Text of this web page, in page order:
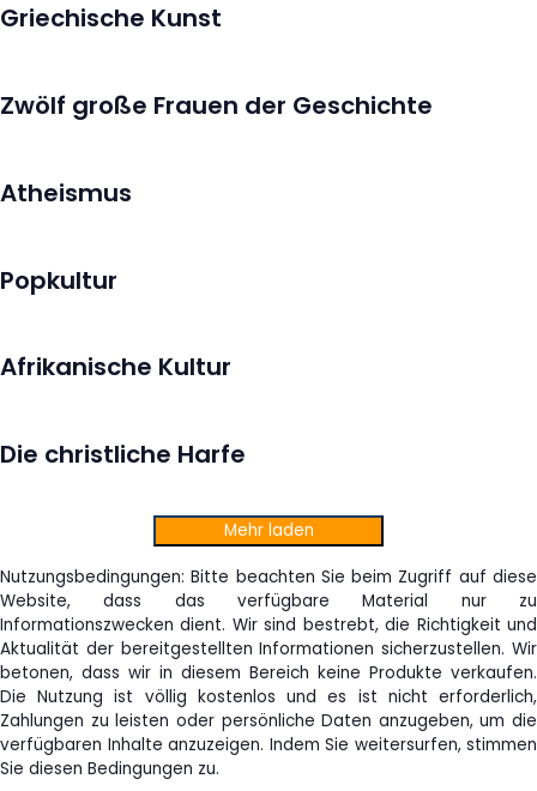
Griechische Kunst
Zwölf große Frauen der Geschichte
Atheismus
Popkultur
Afrikanische Kultur
Die christliche Harfe
Mehr laden
Nutzungsbedingungen: Bitte beachten Sie beim Zugriff auf diese
Website, dass das verfügbare Material nur zu
Informationszwecken dient. Wir sind bestrebt, die Richtigkeit und
Aktualität der bereitgestellten Informationen sicherzustellen. Wir
betonen, dass wir in diesem Bereich keine Produkte verkaufen.
Die Nutzung ist völlig kostenlos und es ist nicht erforderlich,
Zahlungen zu leisten oder persönliche Daten anzugeben, um die
verfügbaren Inhalte anzuzeigen. Indem Sie weitersurfen, stimmen
Sie diesen Bedingungen zu.